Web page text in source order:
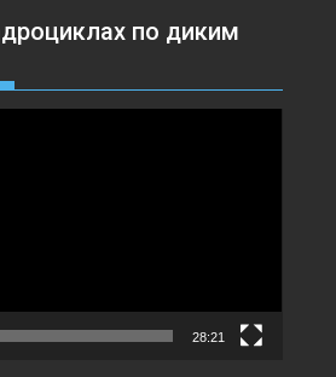
по диким
28:21